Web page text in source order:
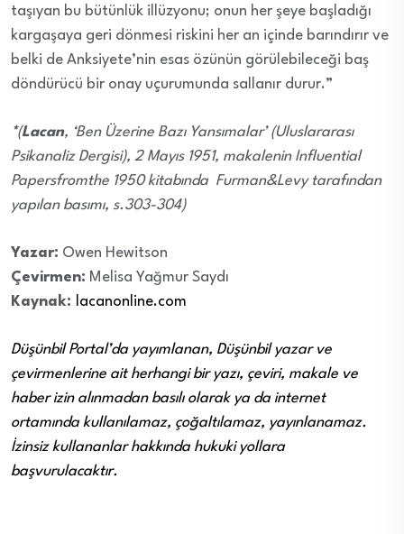
taşıyan bu bütünlük illüzyonu; onun her şeye başladığı
kargaşaya geri dönmesi riskini her an içinde barındırır ve
belki de Anksiyete’nin esas özünün görülebileceği baş
döndürücü bir onay uçurumunda sallanır durur.”
*(Lacan, ‘Ben Üzerine Bazı Yansımalar’ (Uluslararası
Psikanaliz Dergisi), 2 Mayıs 1951, makalenin Influential
Papersfromthe 1950 kitabında Furman&Levy tarafından
yapılan basımı, s.303-304)
Yazar: Owen Hewitson
Çevirmen: Melisa Yağmur Saydı
Kaynak:
lacanonline.com
Düşünbil Portal’da yayımlanan, Düşünbil yazar ve
çevirmenlerine ait herhangi bir yazı, çeviri, makale ve
haber izin alınmadan basılı olarak ya da internet
ortamında kullanılamaz, çoğaltılamaz, yayınlanamaz.
İzinsiz kullananlar hakkında hukuki yollara
başvurulacaktır.